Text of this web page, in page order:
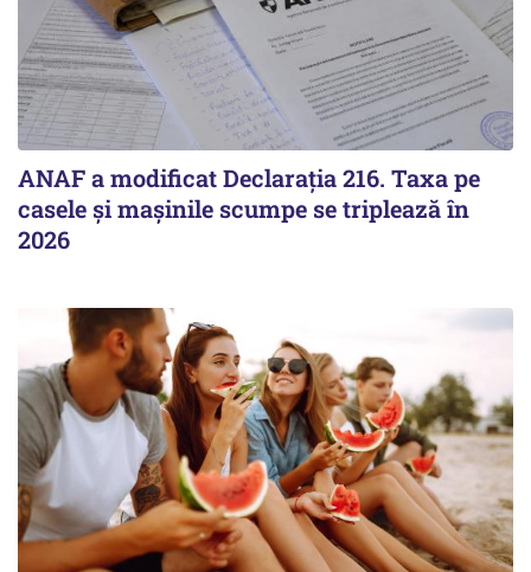
ANAF a modificat Declarația 216. Taxa pe
casele și mașinile scumpe se triplează în
2026